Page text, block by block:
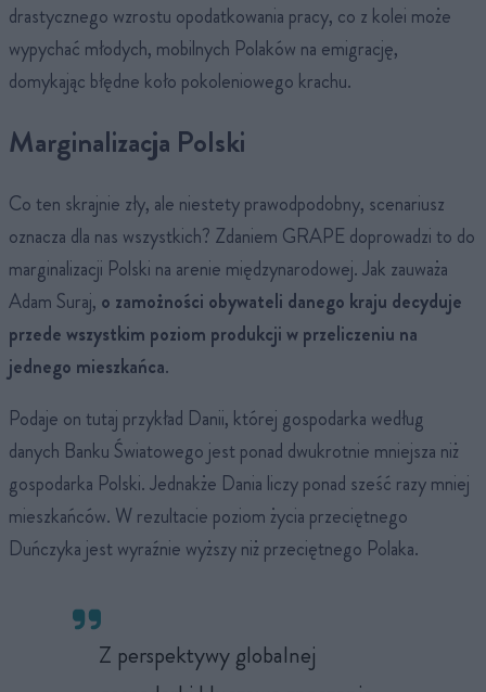
drastycznego wzrostu opodatkowania pracy, co z kolei może
wypychać młodych, mobilnych Polaków na emigrację,
domykając błędne koło pokoleniowego krachu.
Marginalizacja Polski
Co ten skrajnie zły, ale niestety prawodpodobny, scenariusz
oznacza dla nas wszystkich? Zdaniem GRAPE doprowadzi to do
marginalizacji Polski na arenie międzynarodowej. Jak zauważa
Adam Suraj, o zamożności obywateli danego kraju decyduje
przede wszystkim poziom produkcji w przeliczeniu na
jednego mieszkańca.
Podaje on tutaj przykład Danii, której gospodarka według
danych Banku Światowego jest ponad dwukrotnie mniejsza niż
gospodarka Polski. Jednakże Dania liczy ponad sześć razy mniej
mieszkańców. W rezultacie poziom życia przeciętnego
Duńczyka jest wyraźnie wyższy niż przeciętnego Polaka.
Z perspektywy globalnej